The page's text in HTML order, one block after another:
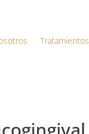
Tratamientos